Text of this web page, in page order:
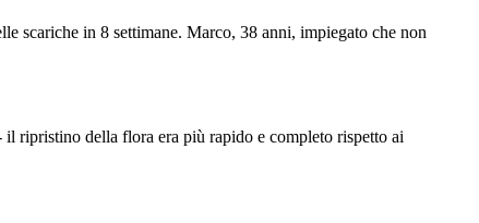
scariche in 8 settimane. Marco, 38 anni, impiegato che non
ripristino della flora era più rapido e completo rispetto ai